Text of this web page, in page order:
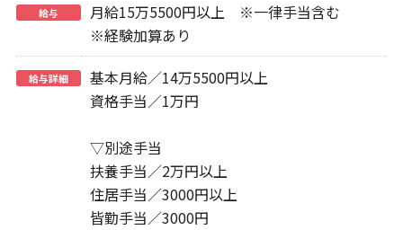
給与
月給15万5500円以上 ※一律手当含む
※経験加算あり
給与詳細
基本月給／14万5500円以上
資格手当／1万円
▽別途手当
扶養手当／2万円以上
住居手当／3000円以上
皆勤手当／3000円